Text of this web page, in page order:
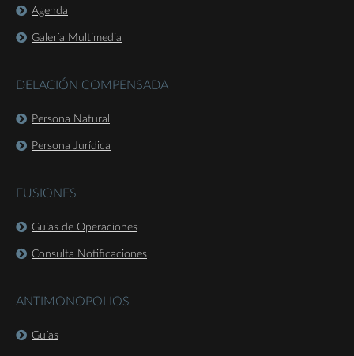
Agenda
Galería Multimedia
DELACIÓN COMPENSADA
Persona Natural
Persona Jurídica
FUSIONES
Guías de Operaciones
Consulta Notificaciones
ANTIMONOPOLIOS
Guías